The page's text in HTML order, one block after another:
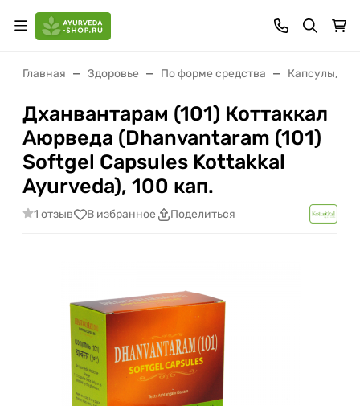
Главная Здоровье По форме средства Капсулы,
Дханвантарам (101) Коттаккал
Аюрведа (Dhanvantaram (101)
Softgel Capsules Kottakkal
Ayurveda), 100 кап.
1 отзыв В избранное Поделиться